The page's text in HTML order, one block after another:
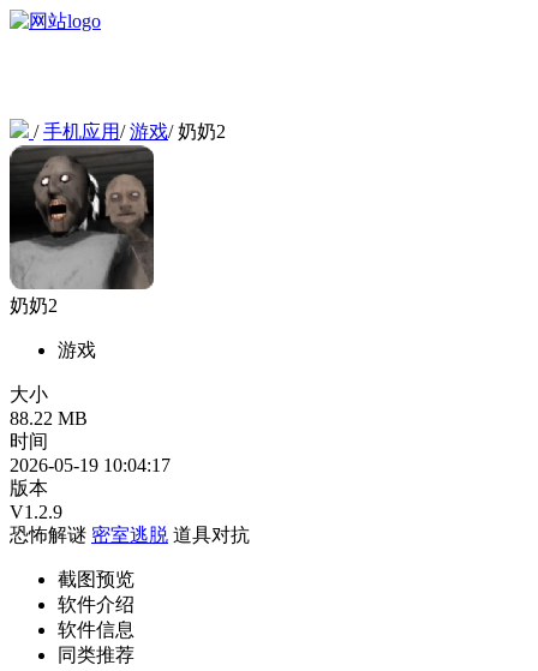
/手机应用/游戏/奶奶2
奶奶2
游戏
大小
88.22 MB
时间
2026-05-19 10:04:17
版本
V1.2.9
恐怖解谜 密室逃脱 道具对抗
截图预览
软件介绍
软件信息
同类推荐